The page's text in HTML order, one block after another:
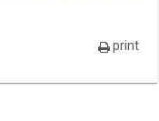
print